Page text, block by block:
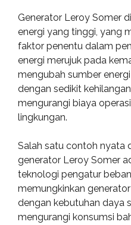
Generator Leroy Somer
energi yang tinggi, yang
faktor penentu dalam
energi merujuk pada
mengubah sumber
dengan sedikit
mengurangi biaya
lingkungan.
Salah satu contoh nyata
generator Leroy Somer
teknologi pengatur
memungkinkan
dengan kebutuhan daya
mengurangi konsumsi